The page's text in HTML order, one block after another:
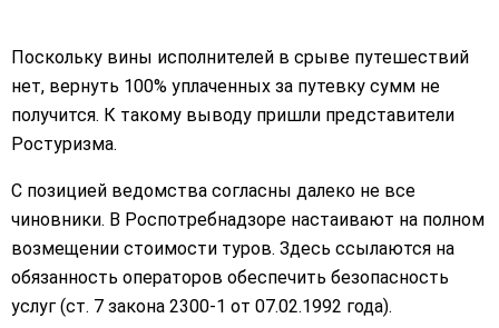
Поскольку вины исполнителей в срыве путешествий
нет, вернуть 100% уплаченных за путевку сумм не
получится. К такому выводу пришли представители
Ростуризма.
С позицией ведомства согласны далеко не все
чиновники. В Роспотребнадзоре настаивают на полном
возмещении стоимости туров. Здесь ссылаются на
обязанность операторов обеспечить безопасность
услуг (ст. 7 закона 2300-1 от 07.02.1992 года).